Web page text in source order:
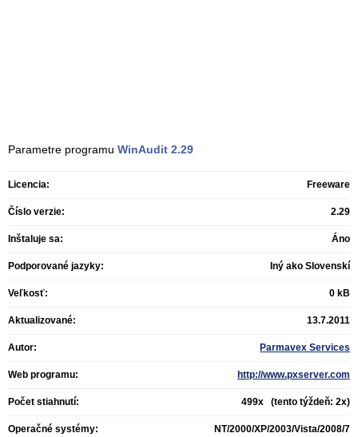
Parametre programu WinAudit 2.29
Licencia: Freeware
Číslo verzie: 2.29
Inštaluje sa: Áno
Podporované jazyky: Iný ako Slovenskí
Veľkosť: 0 kB
Aktualizované: 13.7.2011
Autor: Parmavex Services
Web programu: http://www.pxserver.com
Počet stiahnutí: 499x (tento týždeň: 2x)
Operačné systémy: NT/2000/XP/2003/Vista/2008/7